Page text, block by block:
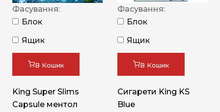
Фасування:
Блок
Ящик
В Кошик
King Super Slims
Capsule ментол
Фасування:
Блок
Ящик
В Кошик
Сигарети King KS
Blue